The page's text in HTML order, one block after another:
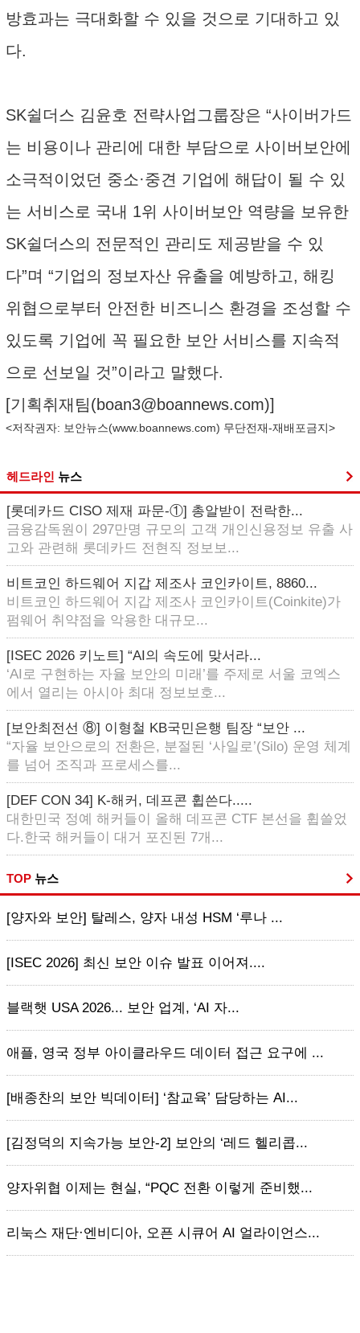
방효과는 극대화할 수 있을 것으로 기대하고 있
다.
SK쉴더스 김윤호 전략사업그룹장은 “사이버가드
는 비용이나 관리에 대한 부담으로 사이버보안에
소극적이었던 중소·중견 기업에 해답이 될 수 있
는 서비스로 국내 1위 사이버보안 역량을 보유한
SK쉴더스의 전문적인 관리도 제공받을 수 있
다”며 “기업의 정보자산 유출을 예방하고, 해킹
위협으로부터 안전한 비즈니스 환경을 조성할 수
있도록 기업에 꼭 필요한 보안 서비스를 지속적
으로 선보일 것”이라고 말했다.
[기획취재팀(boan3@boannews.com)]
<저작권자: 보안뉴스(www.boannews.com) 무단전재-재배포금지>
헤드라인 뉴스
[롯데카드 CISO 제재 파문-①] 총알받이 전락한...
금융감독원이 297만명 규모의 고객 개인신용정보 유출 사
고와 관련해 롯데카드 전현직 정보보...
비트코인 하드웨어 지갑 제조사 코인카이트, 8860...
비트코인 하드웨어 지갑 제조사 코인카이트(Coinkite)가
펌웨어 취약점을 악용한 대규모...
[ISEC 2026 키노트] “AI의 속도에 맞서라...
‘AI로 구현하는 자율 보안의 미래’를 주제로 서울 코엑스
에서 열리는 아시아 최대 정보보호...
[보안최전선 ⑧] 이형철 KB국민은행 팀장 “보안 ...
“자율 보안으로의 전환은, 분절된 ‘사일로’(Silo) 운영 체계
를 넘어 조직과 프로세스를...
[DEF CON 34] K-해커, 데프콘 휩쓴다.....
대한민국 정예 해커들이 올해 데프콘 CTF 본선을 휩쓸었
다.한국 해커들이 대거 포진된 7개...
TOP 뉴스
[양자와 보안] 탈레스, 양자 내성 HSM ‘루나 ...
[ISEC 2026] 최신 보안 이슈 발표 이어져....
블랙햇 USA 2026... 보안 업계, ‘AI 자...
애플, 영국 정부 아이클라우드 데이터 접근 요구에 ...
[배종찬의 보안 빅데이터] ‘참교육’ 담당하는 AI...
[김정덕의 지속가능 보안-2] 보안의 ‘레드 헬리콥...
양자위협 이제는 현실, “PQC 전환 이렇게 준비했...
리눅스 재단·엔비디아, 오픈 시큐어 AI 얼라이언스...